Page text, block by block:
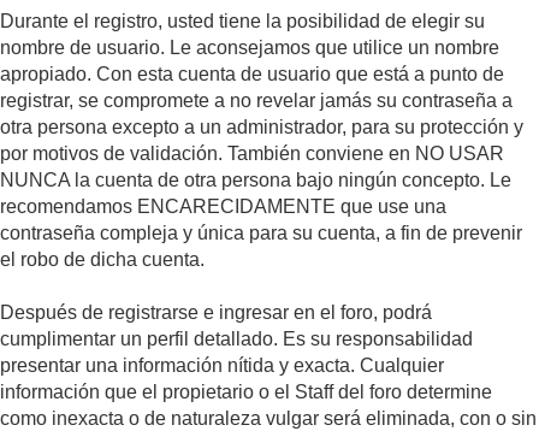
Durante el registro, usted tiene la posibilidad de elegir su
nombre de usuario. Le aconsejamos que utilice un nombre
apropiado. Con esta cuenta de usuario que está a punto de
registrar, se compromete a no revelar jamás su contraseña a
otra persona excepto a un administrador, para su protección y
por motivos de validación. También conviene en NO USAR
NUNCA la cuenta de otra persona bajo ningún concepto. Le
recomendamos ENCARECIDAMENTE que use una
contraseña compleja y única para su cuenta, a fin de prevenir
el robo de dicha cuenta.
Después de registrarse e ingresar en el foro, podrá
cumplimentar un perfil detallado. Es su responsabilidad
presentar una información nítida y exacta. Cualquier
información que el propietario o el Staff del foro determine
como inexacta o de naturaleza vulgar será eliminada, con o sin